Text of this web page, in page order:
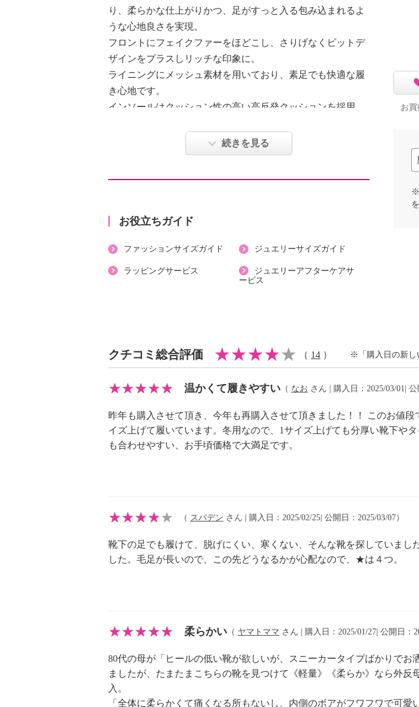
り、柔らかな仕上がりかつ、足がすっと入る包み込まれるよ
うな心地良さを実現。
フロントにフェイクファーをほどこし、さりげなくビットデ
ザインをプラスしリッチな印象に。
ライニングにメッシュ素材を用いており、素足でも快適な履
き心地です。
インソールはクッション性の高い高反発クッションを採用
ソールにグリップ力のあるゴム配合素材を用い、底面に凹凸
をほどこした滑りにくいつくりです。
・ヒール：フラット
・外側：ポリエステル
・内側：ポリエステル
・ヒールの高さ：約２ｃｍ
・前側着地点厚み：約１ｃｍ
※サイズはインソール含まず
【重さ】
・片足約１８０ｇ（サイズにより多少の差異あり）
【メンテナンス】
続きを見る
お役立ちガイド
ファッションサイズガイド ジュエリーサイズガイド
ラッピングサービス
ジュエリーアフターケアサ
ービス
お
※
クチコミ総合評価 （ 14 ） ※「購入日の新し
温かくて履きやすい （ なお さん | 購入日：2025/03/01| 公
昨年も購入させて頂き、今年も再購入させて頂きました！！ このお値
イズ上げて履いています。冬用なので、1サイズ上げても分厚い靴下や
も合わせやすい、お手頃価格で大満足です。
（ スバデン さん | 購入日：2025/02/25| 公開日：2025/03/07）
靴下の足でも履けて、脱げにくい、寒くない、そんな靴を探していま
した。毛足が長いので、この先どうなるかが心配なので、★は４つ。
柔らかい （ ヤマトママ さん | 購入日：2025/01/27| 公開日：
80代の母が「ヒールの低い靴が欲しいが、スニーカータイプばかりで
ましたが、たまたまこちらの靴を見つけて《軽量》《柔らか》なら外
入。
「全体に柔らかくて痛くなる所もないし、内側のボアがフワフワで可愛